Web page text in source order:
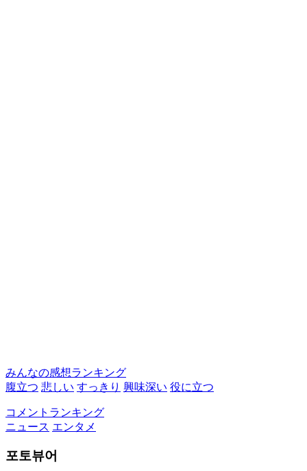
みんなの感想ランキング
腹立つ 悲しい すっきり 興味深い 役に立つ
コメントランキング
ニュース エンタメ
포토뷰어